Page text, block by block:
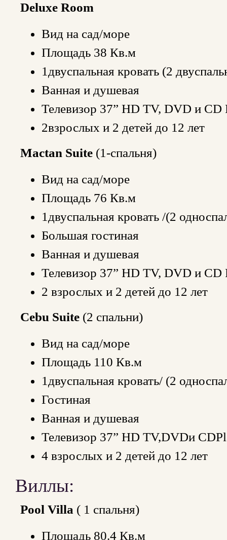
Deluxe Room
Вид на сад/море
Площадь 38 Кв.м
1двуспальная кровать (2
Ванная и душевая
Телевизор 37” HD TV, DVD и CD
2взрослых и 2 детей до 12 лет
Mactan Suite (1-спальня)
Вид на сад/море
Площадь 76 Кв.м
1двуспальная кровать /(2
Большая гостиная
Ванная и душевая
Телевизор 37” HD TV, DVD и CD
2 взрослых и 2 детей до 12 лет
Cebu Suite (2 спальни)
Вид на сад/море
Площадь 110 Кв.м
1двуспальная кровать/ (2
Гостиная
Ванная и душевая
Телевизор 37” HD TV,DVDи
4 взрослых и 2 детей до 12 лет
Виллы:
Pool Villa ( 1 спальня)
Площадь 80.4 Кв.м